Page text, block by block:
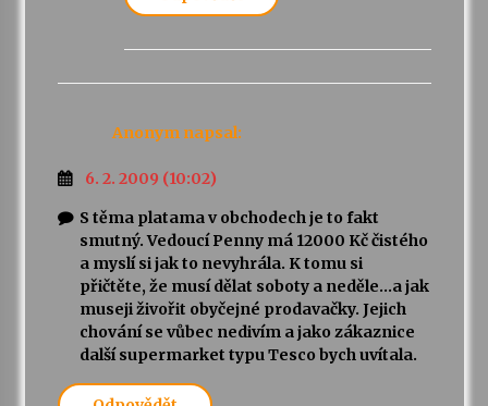
Anonym napsal:
6. 2. 2009 (10:02)
S těma platama v obchodech je to fakt
smutný. Vedoucí Penny má 12000 Kč čistého
a myslí si jak to nevyhrála. K tomu si
přičtěte, že musí dělat soboty a neděle…a jak
museji živořit obyčejné prodavačky. Jejich
chování se vůbec nedivím a jako zákaznice
další supermarket typu Tesco bych uvítala.